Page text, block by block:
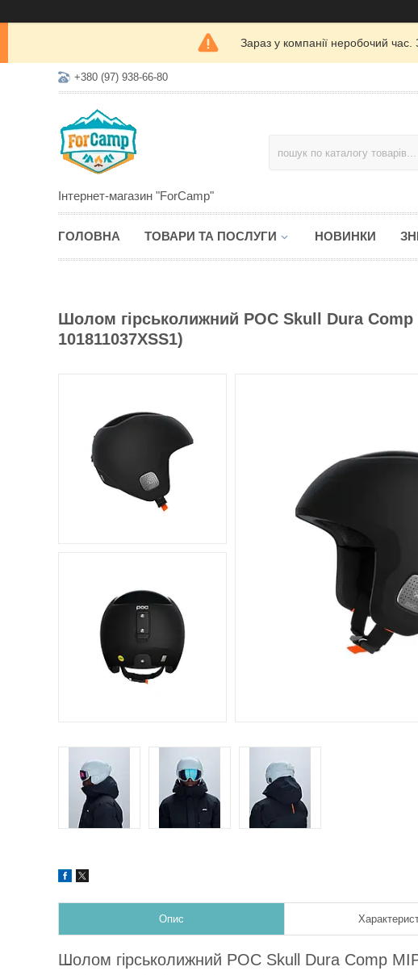
Зараз у компанії неробочий
+380 (97) 938-66-80
Інтернет-магазин "ForCamp"
ГОЛОВНА ТОВАРИ ТА ПОСЛУГИ НОВИНКИ
Шолом гірськолижний POC Skull Dura
101811037XSS1)
Опис
Шолом гірськолижний POC Skull Dura Comp